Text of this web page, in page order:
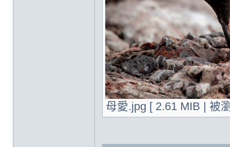
母愛.jpg [ 2.61 MIB | 被